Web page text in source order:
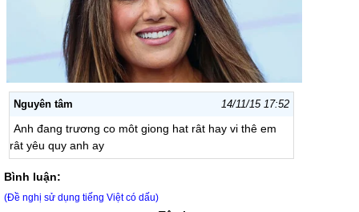
Nguyên tâm 14/11/15 17:52
Anh đang trương co môt giong hat rât hay vi thê em
rât yêu quy anh ay
Bình luận:
(Đề nghị sử dụng tiếng Việt có dấu)